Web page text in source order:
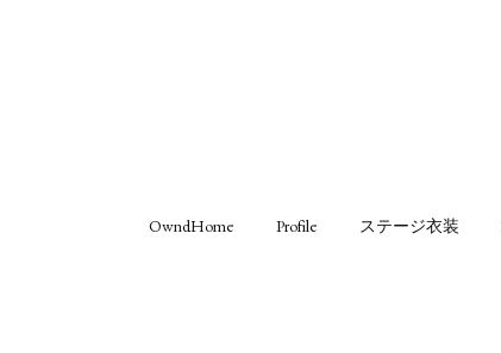
OwndHome Profile ステージ衣装